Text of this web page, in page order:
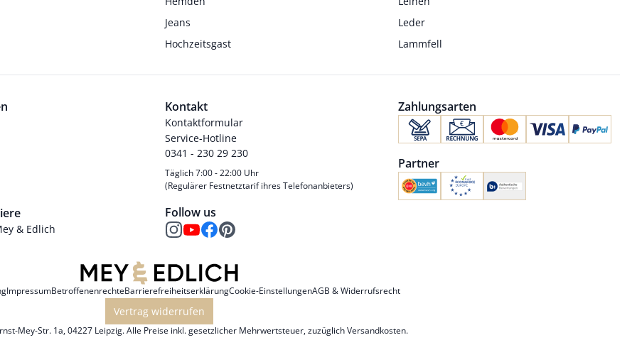
Jeans
Leder
Hochzeitsgast
Lammfell
& Edlich
Kontakt
Kontaktformular
Service-Hotline
0341 - 230 29 230
Täglich 7:00 - 22:00 Uhr
(Regulärer Festnetztarif ihres Telefonanbieters)
Follow us
Zahlungsarten
Partner
ImpressumBetroffenenrechteBarrierefreiheitserklärungCookie-EinstellungenAGB & Widerrufsrecht
Vertrag widerrufen
Mey-Str. 1a, 04227 Leipzig. Alle Preise inkl. gesetzlicher Mehrwertsteuer, zuzüglichVersandkosten.